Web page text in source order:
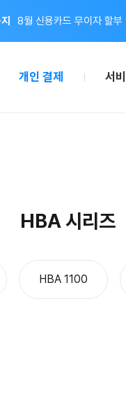
금 회원가입하면 적립금
개인 결제 서
HBA 시리즈
HBA 1100